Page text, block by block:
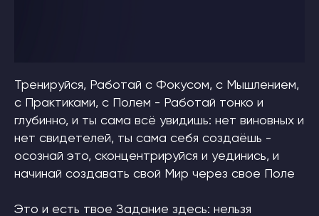
Тренируйся, Работай с Фокусом, с Мышлением,
с Практиками, с Полем - Работай тонко и
глубинно, и ты сама всё увидишь: нет виновных и
нет свидетелей, ты сама себя создаёшь -
осознай это, сконцентрируйся и уединись, и
начинай создавать свой Мир через свое Поле
Это и есть твое Задание здесь: нельзя